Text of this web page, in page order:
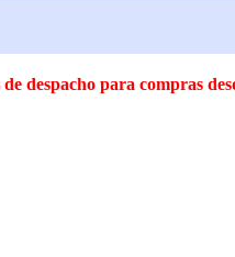
despacho para compras